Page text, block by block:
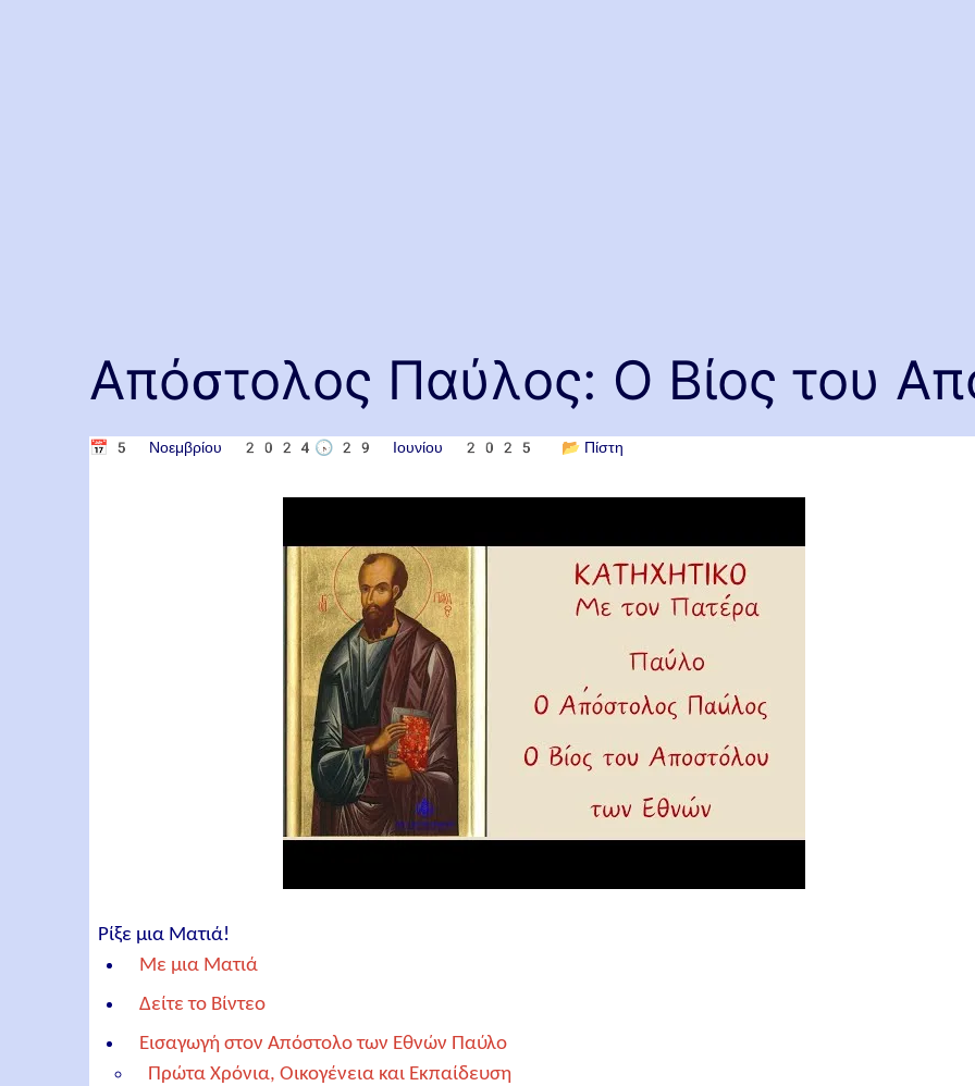
Απόστολος Παύλος: Ο Βίος του
📅 5 Νοεμβρίου 2024 🕟 29 Ιουνίου 2025 📂 Πίστη
Ρίξε μια Ματιά!
Με μια Ματιά
Δείτε το Βίντεο
Εισαγωγή στον Απόστολο των Εθνών Παύλο
Πρώτα Χρόνια, Οικογένεια και Εκπαίδευση